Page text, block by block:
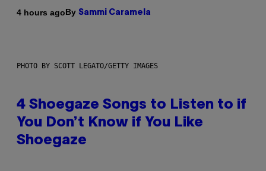
4 hours agoBy Sammi Caramela
PHOTO BY SCOTT LEGATO/GETTY IMAGES
4 Shoegaze Songs to Listen to if
You Don’t Know if You Like
Shoegaze